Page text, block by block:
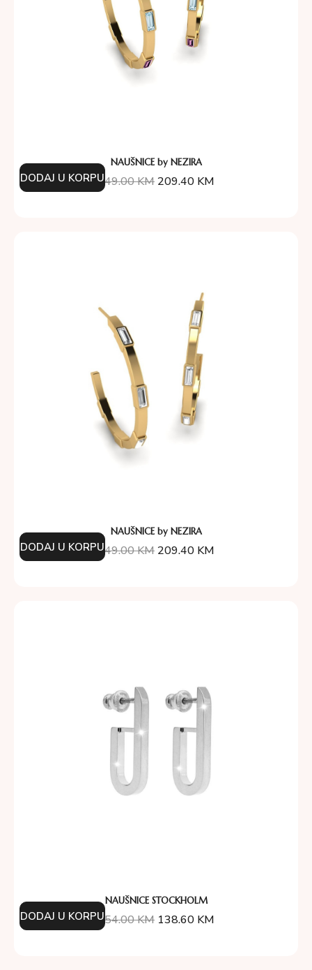
NAUŠNICE by NEZIRA
349.00KM 209.40 KM
DODAJ U KORPU
NAUŠNICE by NEZIRA
349.00KM 209.40 KM
DODAJ U KORPU
NAUŠNICE STOCKHOLM
154.00KM 138.60 KM
DODAJ U KORPU